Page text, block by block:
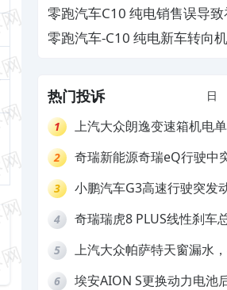
无效要求换车
零跑汽车C10 纯电销售误导
失，要求赔偿
零跑汽车-C10 纯电新车转向
热门投诉 日
1
上汽大众朗逸变速箱机电
2
奇瑞新能源奇瑞eQ行驶中
拒绝三电质保
3
小鹏汽车G3高速行驶突发
4
奇瑞瑞虎8 PLUS线性刹车
5
上汽大众帕萨特天窗漏水
6
埃安AION S更换动力电池